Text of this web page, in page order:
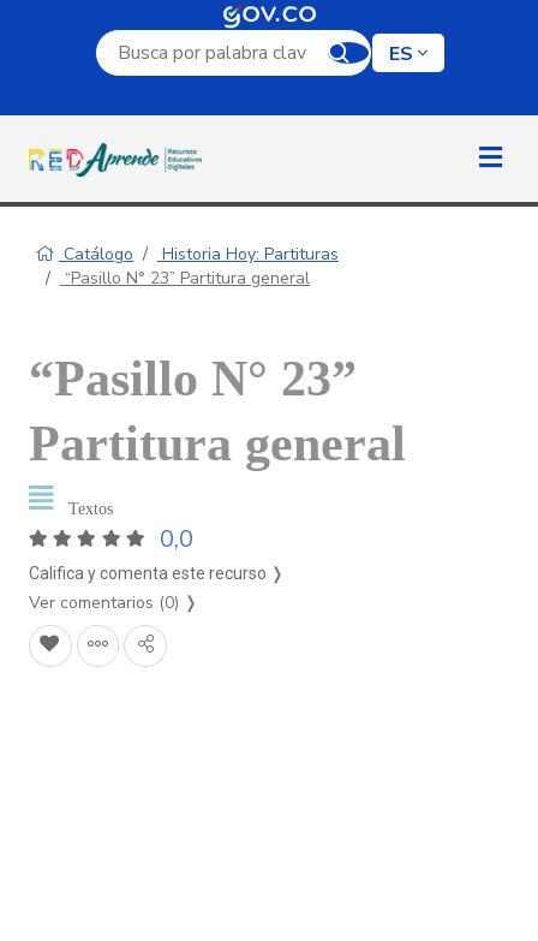
Campo de búsqueda por palabra clave
ES
Catálogo
Historia Hoy: Partituras
“Pasillo N° 23” Partitura general
“Pasillo N° 23”
Partitura general
Textos
0,0
Califica y comenta este recurso ❭
Ver comentarios (0) ❭